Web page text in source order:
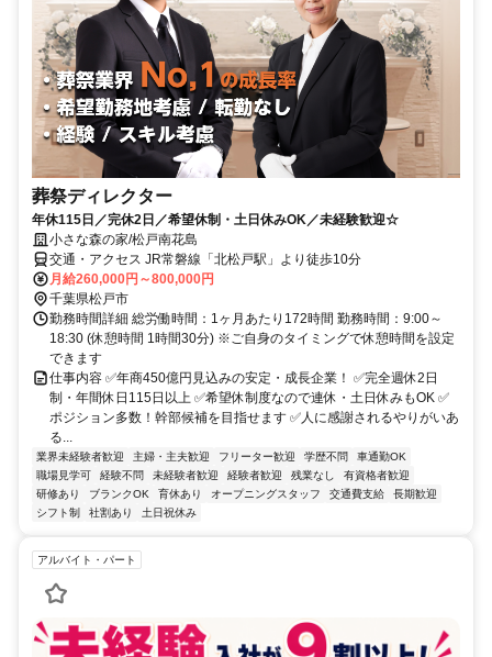
葬祭ディレクター
年休115日／完休2日／希望休制・土日休みOK／未経験歓迎☆
小さな森の家/松戸南花島
交通・アクセス JR常磐線「北松戸駅」より徒歩10分
月給260,000円～800,000円
千葉県松戸市
勤務時間詳細 総労働時間：1ヶ月あたり172時間 勤務時間：9:00～
18:30 (休憩時間 1時間30分) ※ご自身のタイミングで休憩時間を設定
できます
仕事内容 ✅年商450億円見込みの安定・成長企業！ ✅完全週休2日
制・年間休日115日以上 ✅希望休制度なので連休・土日休みもOK ✅
ポジション多数！幹部候補を目指せます ✅人に感謝されるやりがいあ
る...
業界未経験者歓迎 主婦・主夫歓迎 フリーター歓迎 学歴不問
車通勤OK
職場見学可
経験不問 未経験者歓迎 経験者歓迎 残業なし
有資格者歓迎
研修あり
ブランクOK 育休あり オープニングスタッフ 交通費支給
長期歓迎
シフト制
社割あり 土日祝休み
アルバイト・パート